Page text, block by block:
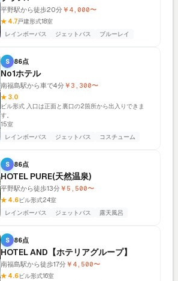
平野駅から徒歩20分￥4,000〜
★ 4.7戸建形式18室
レインボーバス
ジェットバス ブルーレイ
S 86点
No1ホテル
南福島駅から車で4分￥3,300〜
★ 3.0
ビル形式 入口は正面と裏口の2箇所から出入りできま
す。
15室
レインボーバス
ジェットバス コスチューム
S 86点
HOTEL PURE(天然温泉)
平野駅から徒歩13分￥5,500〜
★ 4.6ビル形式24室
レインボーバス
ジェットバス 露天風呂
S 86点
HOTEL AND【ホテリアグループ】
南福島駅から徒歩17分￥4,500〜
★ 4.6ビル形式16室